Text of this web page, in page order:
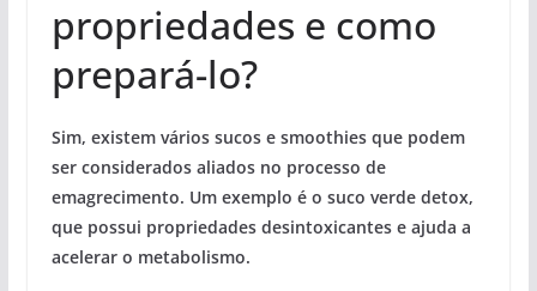
propriedades e como
prepará-lo?
Sim, existem vários sucos e smoothies que podem
ser considerados aliados no processo de
emagrecimento. Um exemplo é o suco verde detox,
que possui propriedades desintoxicantes e ajuda a
acelerar o metabolismo.